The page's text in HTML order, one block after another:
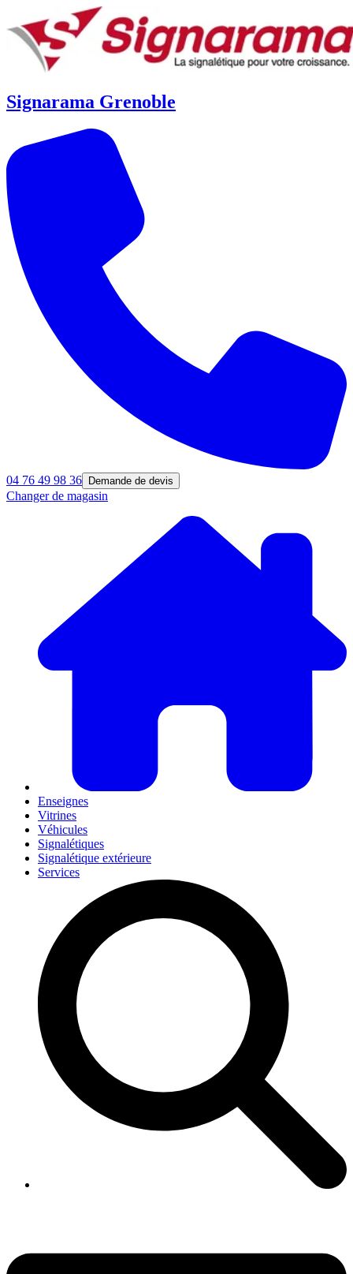
Signarama Grenoble
04 76 49 98 36 Demande de devis
Changer de magasin
Enseignes
Vitrines
Véhicules
Signalétiques
Signalétique extérieure
Services